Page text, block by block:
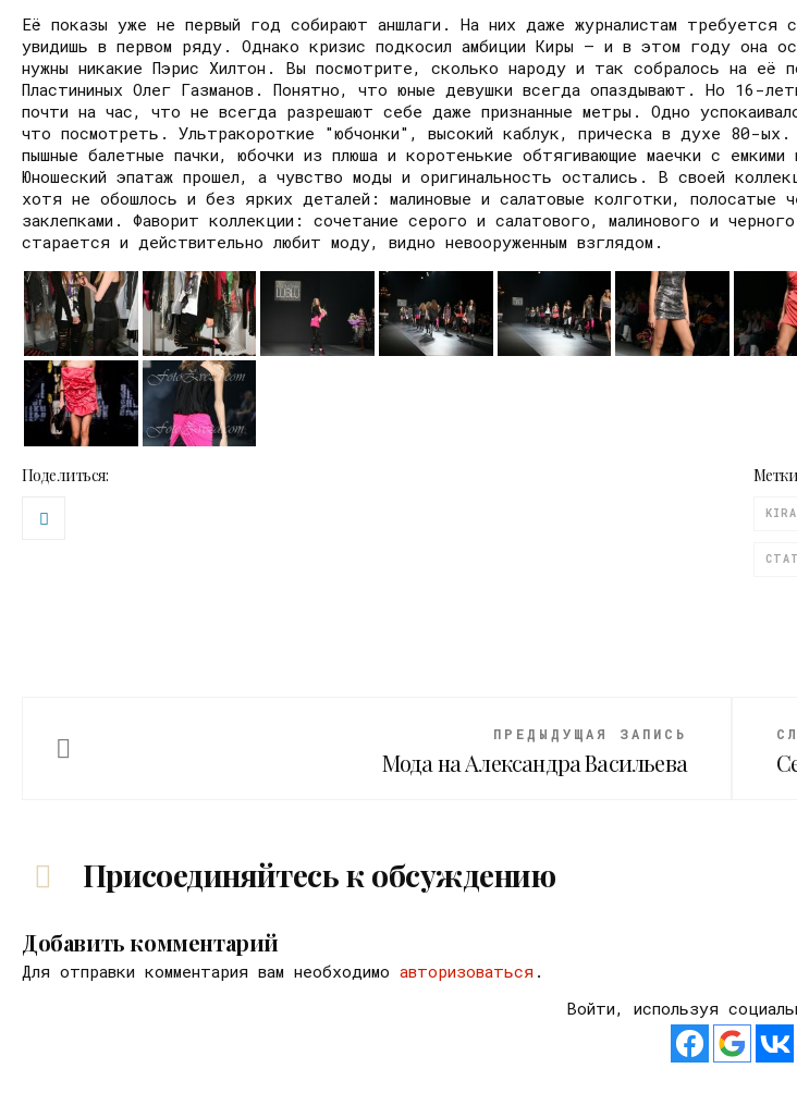
Её показы уже не первый год собирают аншлаги. На них даже журналистам
увидишь в первом ряду. Однако кризис подкосил амбиции Киры – и в этом году она
нужны никакие Пэрис Хилтон. Вы посмотрите, сколько народу и так собралось на
Пластининых Олег Газманов. Понятно, что юные девушки всегда опаздывают. Но 16-
почти на час, что не всегда разрешают себе даже признанные метры. Одно
что посмотреть. Ультракороткие "юбчонки", высокий каблук, прическа в духе 80-
пышные балетные пачки, юбочки из плюша и коротенькие обтягивающие маечки с
Юношеский эпатаж прошел, а чувство моды и оригинальность остались. В своей
хотя не обошлось и без ярких деталей: малиновые и салатовые колготки, полосатые
заклепками. Фаворит коллекции: сочетание серого и салатового, малинового и
старается и действительно любит моду, видно невооруженным взглядом.
Поделиться:
ПРЕДЫДУЩАЯ ЗАПИСЬ
Мода на Александра Васильева
Присоединяйтесь к обсуждению
Добавить комментарий
Для отправки комментария вам необходимо авторизоваться .
Войти, используя